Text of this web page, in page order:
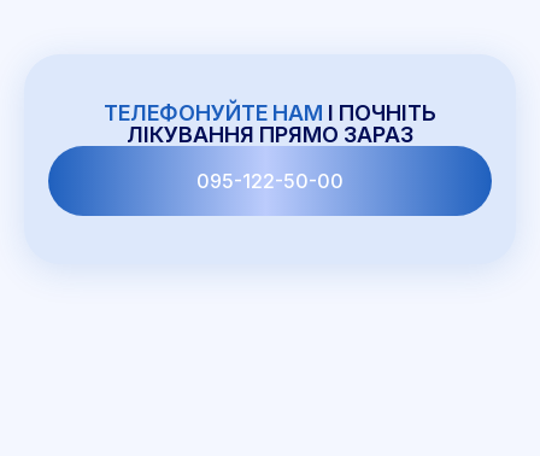
ТЕЛЕФОНУЙТЕ НАМ І ПОЧНІТЬ
ЛІКУВАННЯ ПРЯМО ЗАРАЗ
095-122-50-00